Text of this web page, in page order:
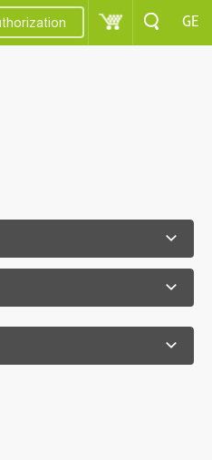
GE